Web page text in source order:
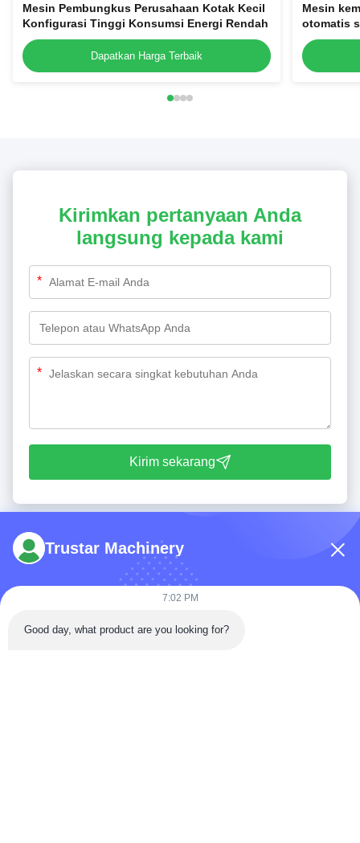
Mesin Pembungkus Perusahaan Kotak Kecil
Konfigurasi Tinggi Konsumsi Energi Rendah
Dapatkan Harga Terbaik
Mesin
otomatis
Kirimkan pertanyaan Anda
langsung kepada kami
*
*
Kirim sekarang
Telp: 86-180-5882-0351
Trustar Machinery
7:02 PM
Good day, what product are you looking for?